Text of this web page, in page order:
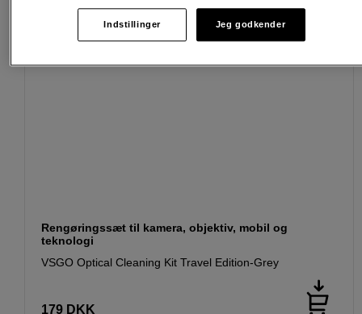
Rengøringssæt til kamera, objektiv, mobil og
teknologi
VSGO Optical Cleaning Kit Travel Edition-Grey
179 DKK
Indstillinger Jeg godkender